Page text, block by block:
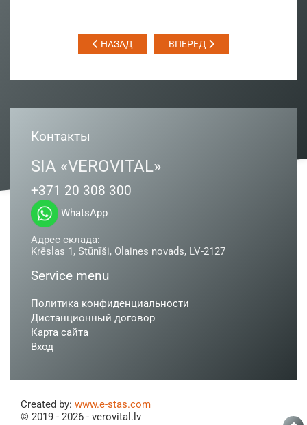
НАЗАД ВПЕРЕД
Контакты
SIA «VEROVITAL»
+371 20 308 300
WhatsApp
Адрес склада:
Krēslas 1, Stūnīši, Olaines novads, LV-2127
Service menu
Политика конфиденциальности
Дистанционный договор
Карта сайта
Вход
Created by: www.e-stas.com
© 2019 - 2026 - verovital.lv